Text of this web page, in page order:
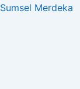
Lewati
Sumsel Merdeka
Post